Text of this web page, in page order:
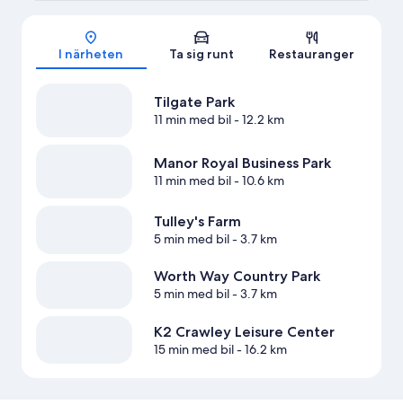
Karta
I närheten Ta sig runt Restauranger
Tilgate Park
11 min med bil- 12.2 km
Manor Royal Business Park
11 min med bil- 10.6 km
Tulley's Farm
5 min med bil- 3.7 km
Worth Way Country Park
5 min med bil- 3.7 km
K2 Crawley Leisure Center
15 min med bil- 16.2 km